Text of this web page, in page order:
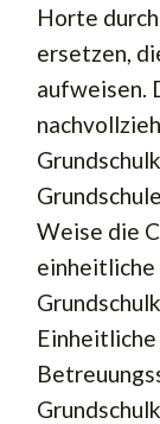
Horte
ersetzen,
aufweisen.
Weise die